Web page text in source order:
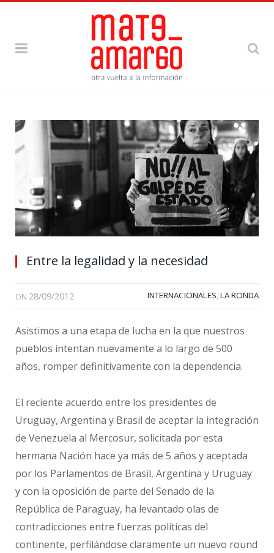
Entre la legalidad y la necesidad
ON 28/09/2012 INTERNACIONALES, LA RONDA
Asistimos a una etapa de lucha en la que nuestros
pueblos intentan nuevamente a lo largo de 500
años, romper definitivamente con la dependencia.
El reciente acuerdo entre los presidentes de
Uruguay, Argentina y Brasil de aceptar la integración
de Venezuela al Mercosur, solicitada por esta
hermana Nación hace ya más de 5 años y aceptada
por los Parlamentos de Brasil, Argentina y Uruguay
y con la oposición de parte del Senado de la
República de Paraguay, ha levantado olas de
contradicciones entre fuerzas políticas del
continente, perfilándose claramente un nuevo round